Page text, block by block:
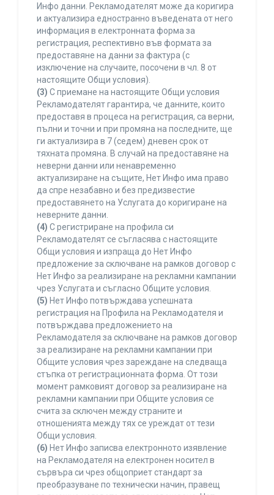
Инфо данни. Рекламодателят може да коригира
и актуализира едностранно въведената от него
информация в електронната форма за
регистрация, респективно във формата за
предоставяне на данни за фактура (с
изключение на случаите, посочени в чл. 8 от
настоящите Общи условия).
(3) С приемане на настоящите Общи условия
Рекламодателят гарантира, че данните, които
предоставя в процеса на регистрация, са верни,
пълни и точни и при промяна на последните, ще
ги актуализира в 7 (седем) дневен срок от
тяхната промяна. В случай на предоставяне на
неверни данни или ненавременно
актуализиране на същите, Нет Инфо има право
да спре незабавно и без предизвестие
предоставянето на Услугата до коригиране на
неверните данни.
(4) С регистриране на профила си
Рекламодателят се съгласява с настоящите
Общи условия и изпраща до Нет Инфо
предложение за сключване на рамков договор с
Нет Инфо за реализиране на рекламни кампании
чрез Услугата и съгласно Общите условия.
(5) Нет Инфо потвърждава успешната
регистрация на Профила на Рекламодателя и
потвърждава предложението на
Рекламодателя за сключване на рамков договор
за реализиране на рекламни кампании при
Общите условия чрез зареждане на следваща
стъпка от регистрационната форма. От този
момент рамковият договор за реализиране на
рекламни кампании при Общите условия се
счита за сключен между страните и
отношенията между тях се уреждат от тези
Общи условия.
(6) Нет Инфо записва електронното изявление
на Рекламодателя на електронен носител в
сървъра си чрез общоприет стандарт за
преобразуване по технически начин, правещ